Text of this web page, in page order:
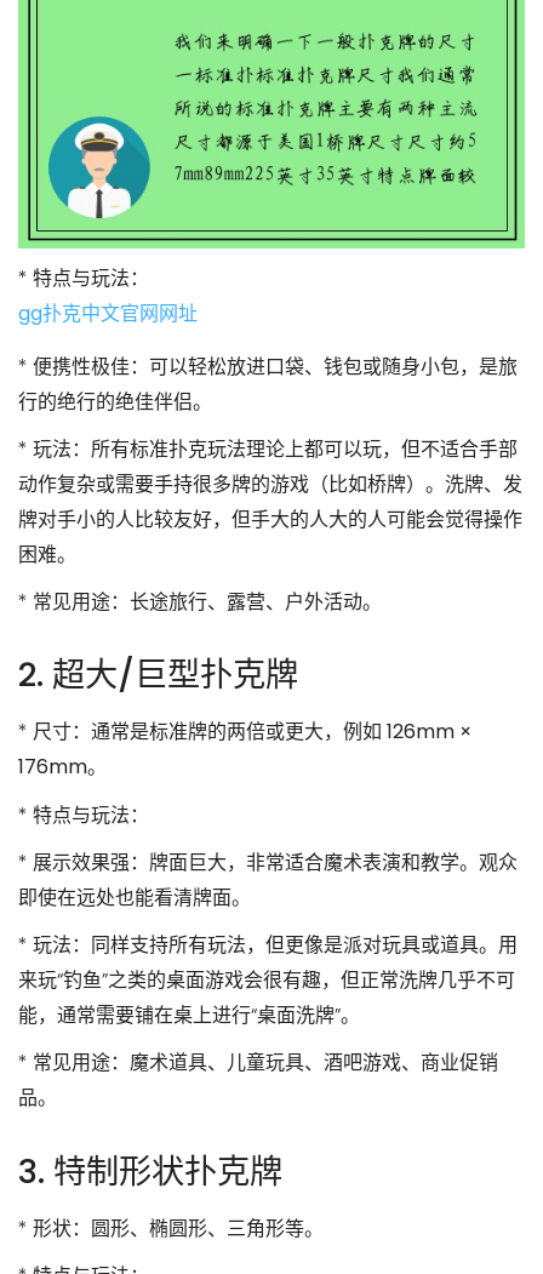
* 特点与玩法：
gg扑克中文官网网址
* 便携性极佳：可以轻松放进口袋、钱包或随身小包，是旅
行的绝行的绝佳伴侣。
* 玩法：所有标准扑克玩法理论上都可以玩，但不适合手部
动作复杂或需要手持很多牌的游戏 （比如桥牌）。洗牌、发
牌对手小的人比较友好，但手大的人大的人可能会觉得操作
困难。
* 常见用途：长途旅行、露营、户外活动。
2. 超大/巨型扑克牌
* 尺寸：通常是标准牌的两倍或更大，例如 126mm ×
176mm。
* 特点与玩法：
* 展示效果强：牌面巨大，非常适合魔术表演和教学。观众
即使在远处也能看清牌面。
* 玩法：同样支持所有玩法，但更像是派对玩具或道具。用
来玩“钓鱼”之类的桌面游戏会很有趣，但正常洗牌几乎不可
能，通常需要铺在桌上进行“桌面洗牌”。
* 常见用途：魔术道具、儿童玩具、酒吧游戏、商业促销
品。
3. 特制形状扑克牌
* 形状：圆形、椭圆形、三角形等。